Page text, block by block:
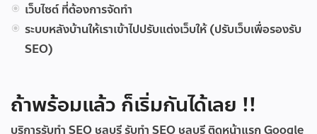
เว็บไซต์ ที่ต้องการจัดทำ
ระบบหลังบ้านให้เราเข้าไปปรับแต่งเว็บให้ (ปรับเว็บเพื่อรองรับ
SEO)
ถ้าพร้อมแล้ว ก็เริ่มกันได้เลย !!
บริการรับทำ SEO ชลบุรีรับทำ SEO ชลบุรี ติดหน้าแรก Google